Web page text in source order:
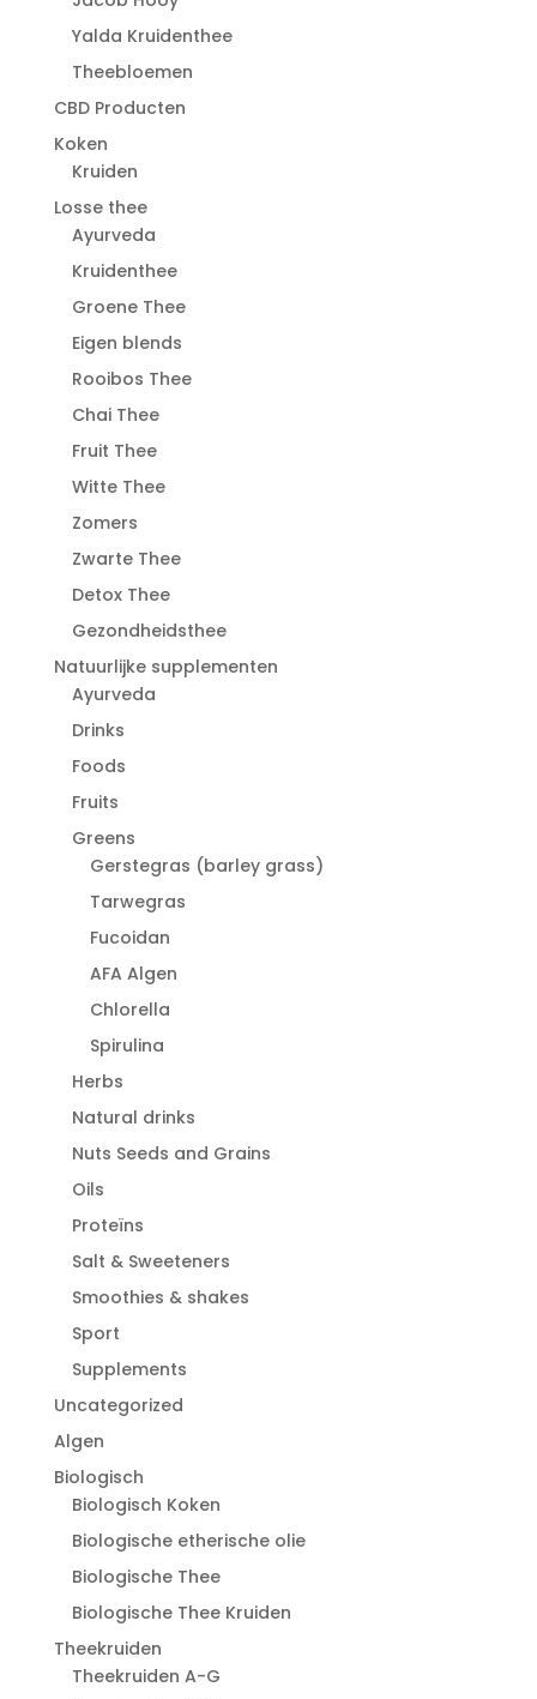
Yalda Kruidenthee
Theebloemen
CBD Producten
Koken
Kruiden
Losse thee
Ayurveda
Kruidenthee
Groene Thee
Eigen blends
Rooibos Thee
Chai Thee
Fruit Thee
Witte Thee
Zomers
Zwarte Thee
Detox Thee
Gezondheidsthee
Natuurlijke supplementen
Ayurveda
Drinks
Foods
Fruits
Greens
Gerstegras (barley grass)
Tarwegras
Fucoidan
AFA Algen
Chlorella
Spirulina
Herbs
Natural drinks
Nuts Seeds and Grains
Oils
Proteïns
Salt & Sweeteners
Smoothies & shakes
Sport
Supplements
Uncategorized
Algen
Biologisch
Biologisch Koken
Biologische etherische olie
Biologische Thee
Biologische Thee Kruiden
Theekruiden
Theekruiden A-G